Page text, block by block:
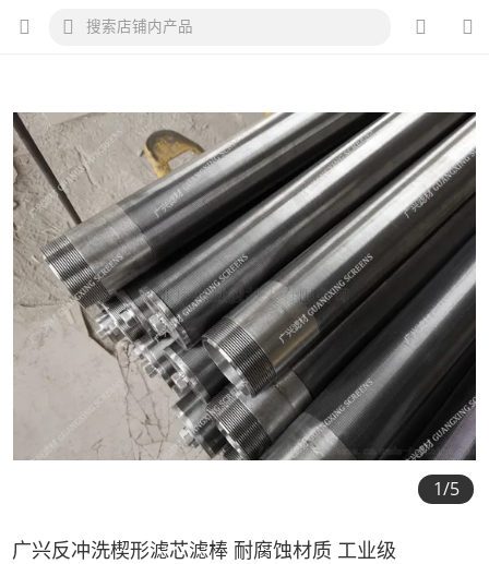
1/5
广兴反冲洗楔形滤芯滤棒 耐腐蚀材质 工业级